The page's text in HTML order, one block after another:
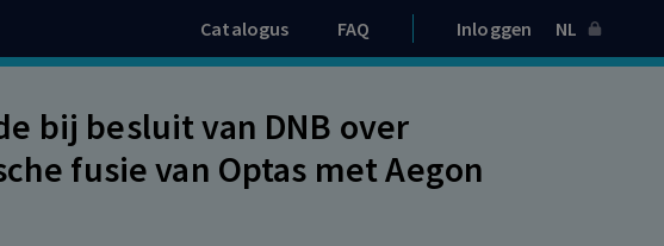
Catalogus FAQ Inloggen NL
bij besluit van DNB over
fusie van Optas met Aegon